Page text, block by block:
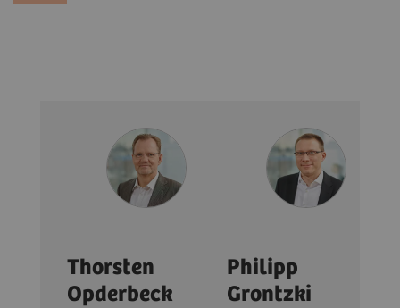
Thorsten
Opderbeck
Philipp
Grontzki